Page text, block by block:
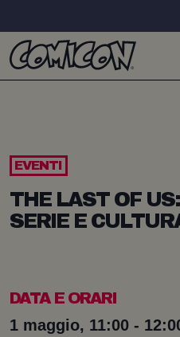
EVENTI
THE LAST OF
SERIE E
DATA E ORARI
1 maggio, 11:00 -